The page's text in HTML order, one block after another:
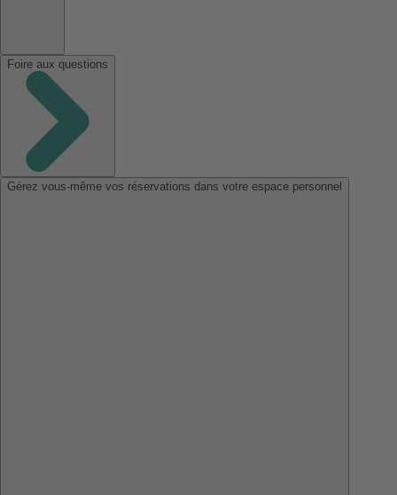
Foire aux questions
Gérez vous-même vos réservations dans votre espace personnel